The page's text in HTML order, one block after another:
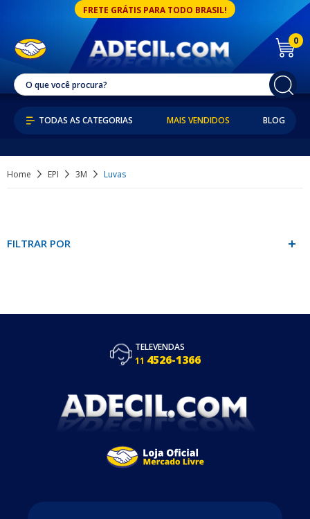
FRETE GRÁTIS PARA TODO BRASIL!
0
MAIS VENDIDOS BLOG
Home EPI 3M Luvas
FILTRAR POR
TELEVENDAS
11 4526-1366